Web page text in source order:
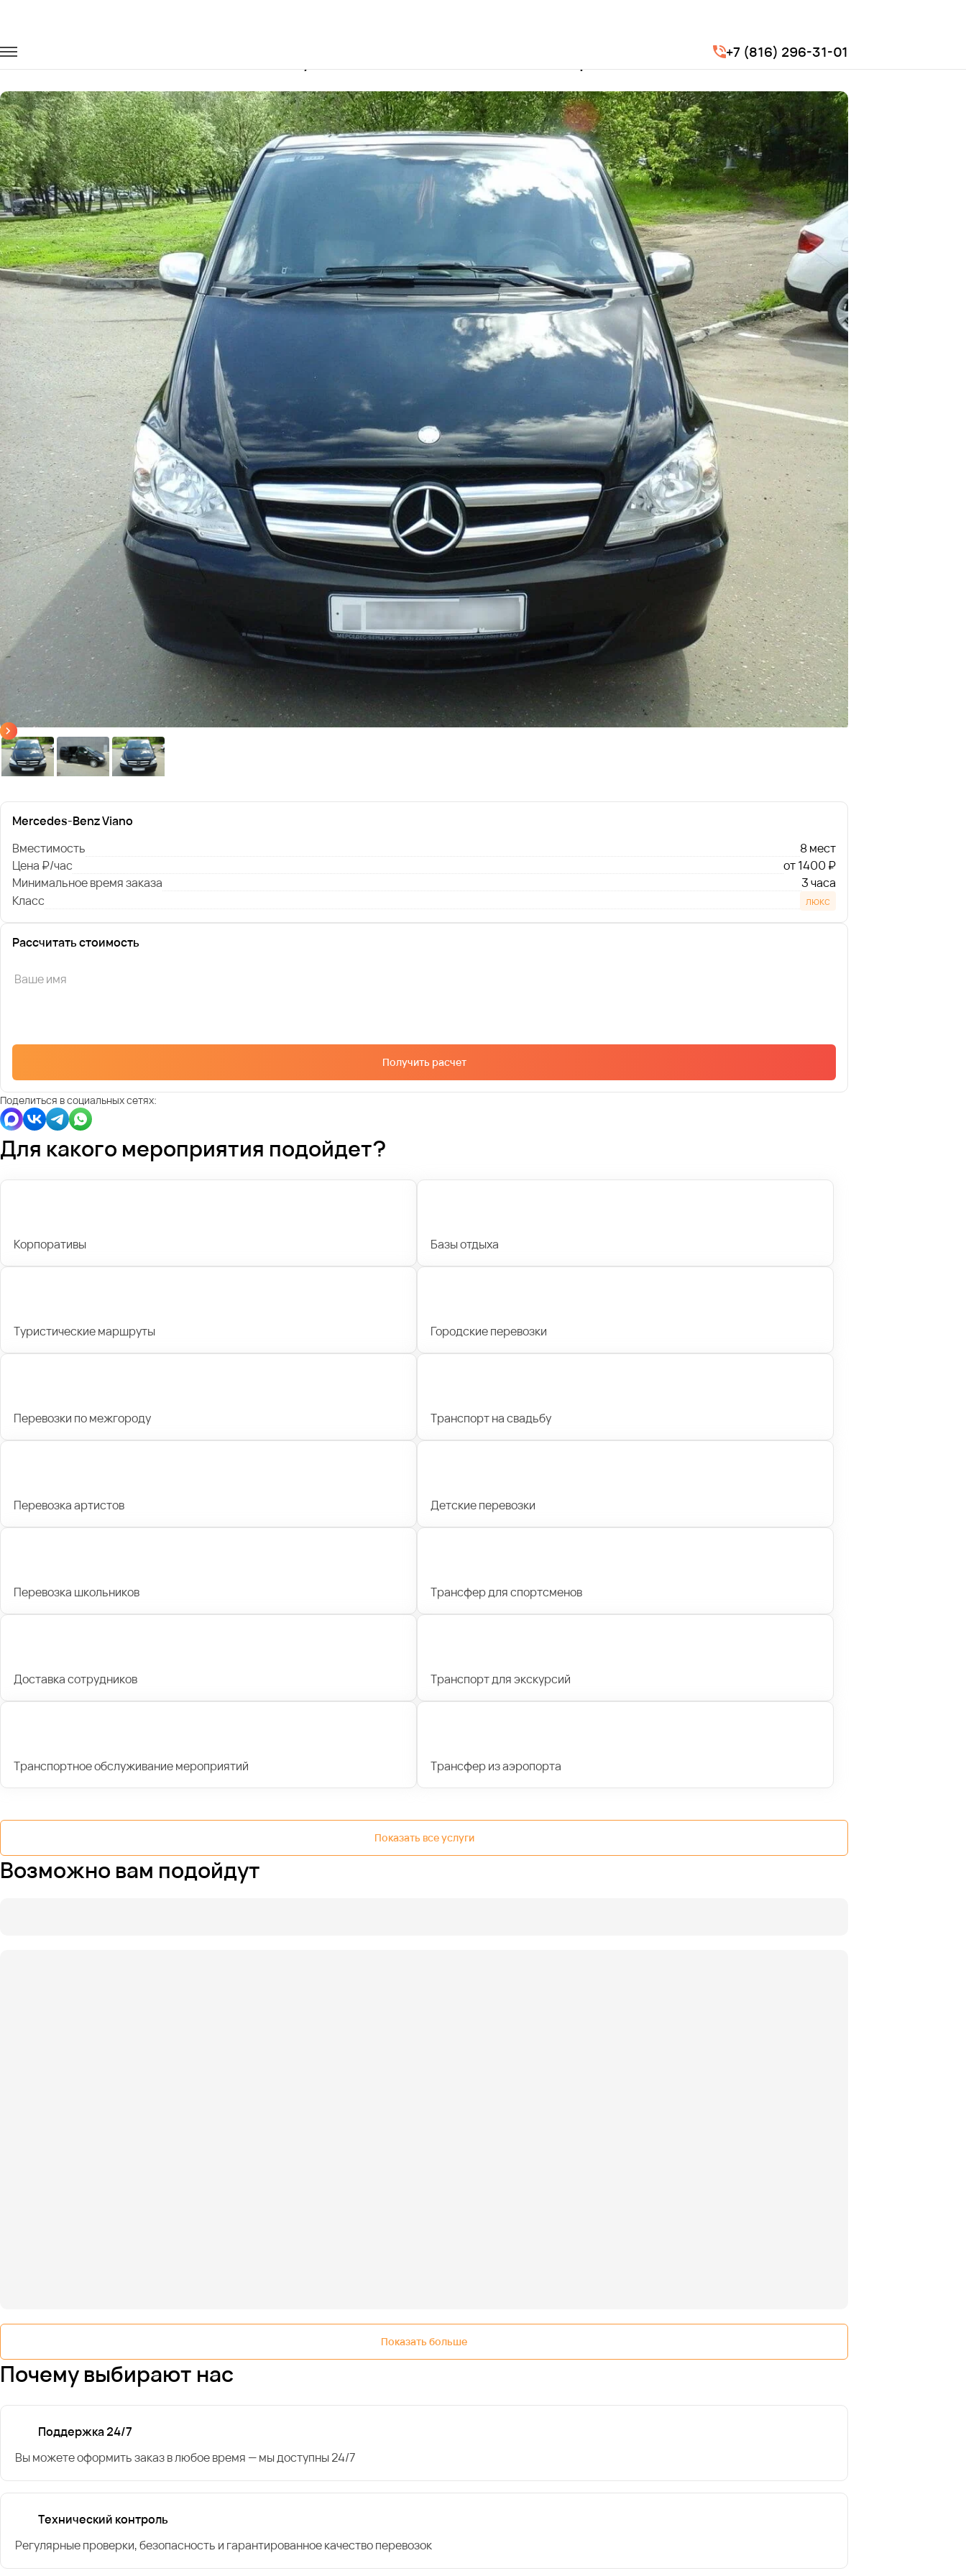
+7 (816) 296-31-01
Заказать Mercedes-Benz Viano Restyle с водителем в Великом Новгороде
Mercedes-Benz Viano
Вместимость
8 мест
Цена ₽/час
от 1400 ₽
Минимальное время заказа
3 часа
Класс
люкс
Рассчитать стоимость
Получить расчет
Поделиться в социальных сетях:
Для какого мероприятия подойдет?
Корпоративы Базы отдыха
Туристические маршруты Городские перевозки
Перевозки по межгороду Транспорт на свадьбу
Перевозка артистов Детские перевозки
Перевозка школьников Трансфер для спортсменов
Доставка сотрудников Транспорт для экскурсий
Транспортное обслуживание мероприятий Трансфер из аэропорта
Показать все услуги
Возможно вам подойдут
Показать больше
Почему выбирают нас
Поддержка 24/7
Вы можете оформить заказ в любое время — мы доступны 24/7
Технический контроль
Регулярные проверки, безопасность и гарантированное качество перевозок